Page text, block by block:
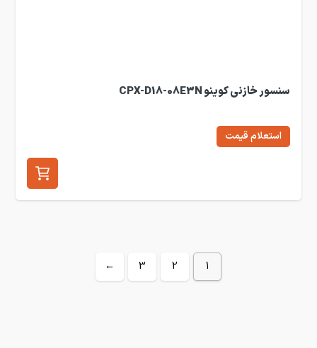
سنسور خازنی کوینو CPX-D18-08E3N
استعلام قیمت
1
2
3
←